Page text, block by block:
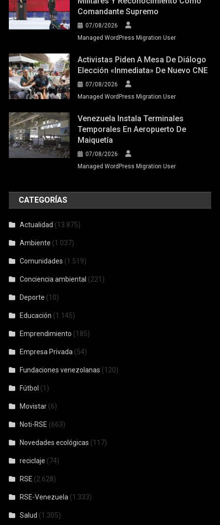
Comandante Supremo
07/08/2026
Managed WordPress Migration User
Activistas Piden A Mesa De Diálogo
Elección «inmediata» De Nuevo CNE
07/08/2026
Managed WordPress Migration User
Venezuela Instala Terminales
Temporales En Aeropuerto De
Maiquetía
07/08/2026
Managed WordPress Migration User
CATEGORÍAS
Actualidad (13.875)
Ambiente (1.037)
Comunidades (1.519)
Conciencia ambiental (221)
Deporte (10)
Educación (1.145)
Emprendimiento (185)
Empresa Privada (54)
Fundaciones venezolanas (120)
Fútbol (1)
Movistar (6)
Noti-RSE (663)
Novedades ecológicas (117)
reciclaje (74)
RSE (2.628)
RSE-Venezuela (1.333)
Salud (1.305)